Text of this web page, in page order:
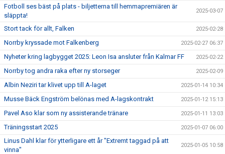
Fotboll ses bäst på plats - biljetterna till hemmapremiären är
släppta!
2025-03-07
Stort tack för allt, Falken 2025-02-28
Norrby kryssade mot Falkenberg 2025-02-27 06:37
Nyheter kring lagbygget 2025: Leon Isa ansluter från Kalmar FF 2025-02-22
Norrby tog andra raka efter ny storseger 2025-02-09
Albin Neziri tar klivet upp till A-laget 2025-01-14 10:34
Musse Bäck Engström belönas med A-lagskontrakt 2025-01-12 15:13
Pavel Aso klar som ny assisterande tränare 2025-01-11 13:03
Träningsstart 2025 2025-01-07 06:00
Linus Dahl klar för ytterligare ett år "Extremt taggad på att
vinna"
2025-01-05 10:58